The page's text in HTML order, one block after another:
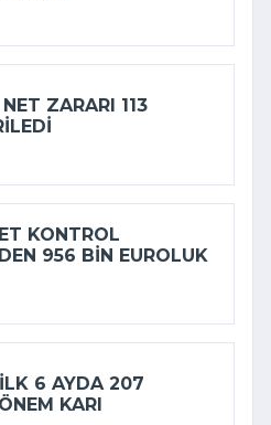
ZARARI 113
KONTROL
956 BIN EUROLUK
ILK 6 AYDA 207
KARI